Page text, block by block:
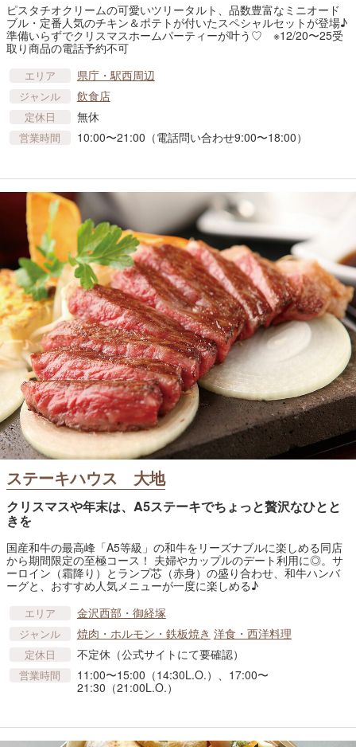
ピスタチオクリームの可愛いツリータルト、品数豊富なミニオード
ブル・定番人気のチキン＆ポテトが付いたスペシャルセットが登場♪
準備いらずでクリスマスホームパーティーが叶う♡ ※12/20〜25受
取り商品の電話予約不可
エリア 県庁・駅西周辺
ジャンル 飲食店
定休日 無休
営業時間 10:00〜21:00（電話問い合わせ9:00〜18:00）
ステーキハウス 大地
クリスマスや年末は、A5ステーキでちょっと贅沢なひとと
きを
国産和牛の最高峰「A5等級」の和牛をリーズナブルに楽しめる同店
から期間限定の至極コース！ 夫婦やカップルのデート利用に◎。サ
ーロイン（霜降り）とランプ芯（赤身）の盛り合わせ、和牛ハンバ
ーグと、おすすめ人気メニューが一度に楽しめる♪
エリア 金沢西部・御経塚
ジャンル 焼肉・ホルモン・鉄板焼き 洋食・西洋料理
定休日 不定休（公式サイトにて要確認）
営業時間
11:00〜15:00（14:30L.O.）、17:00〜
21:30（21:00L.O.）